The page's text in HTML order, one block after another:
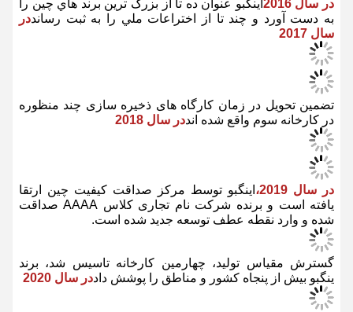
يينگبو يادش باشه که به جامعه کمک کنه تا رشد کنه پس شروع
کرديم به کمک به دانش آموزان بيچاره
در سال 2013
در سال 2016
به دست آورد و چند تا از اختراعات ملي را به ثبت رساند
سال 2017
تضمین تحویل در زمان کارگاه های ذخیره سازی چند منظوره
در کارخانه سوم واقع شده اند در سال 2018
در سال 2019،
اینگبو توسط مرکز صداقت کیفیت چین ارتقا
یافته است و برنده شرکت نام تجاری کلاس AAAA صداقت
شده و وارد نقطه عطف توسعه جدید شده است.